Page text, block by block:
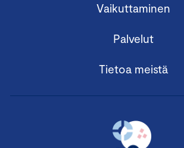
Vaikuttaminen
Palvelut
Tietoa meistä